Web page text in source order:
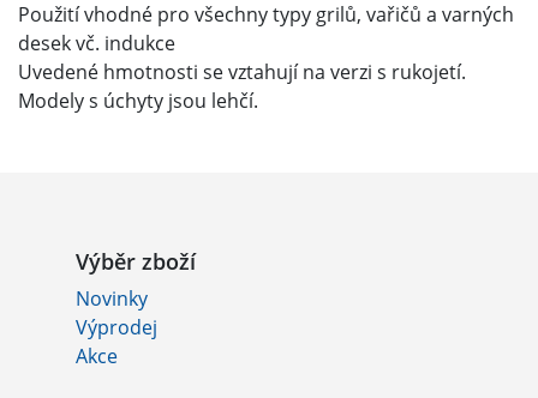
Použití vhodné pro všechny typy grilů, vařičů a varných
desek vč. indukce
Uvedené hmotnosti se vztahují na verzi s rukojetí.
Modely s úchyty jsou lehčí.
Výběr zboží
Novinky
Výprodej
Akce